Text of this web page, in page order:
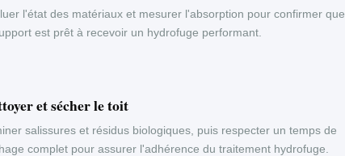
l'état des matériaux et mesurer l'absorption pour confirmer que
est prêt à recevoir un hydrofuge performant.
et sécher le toit
salissures et résidus biologiques, puis respecter un temps de
complet pour assurer l'adhérence du traitement hydrofuge.